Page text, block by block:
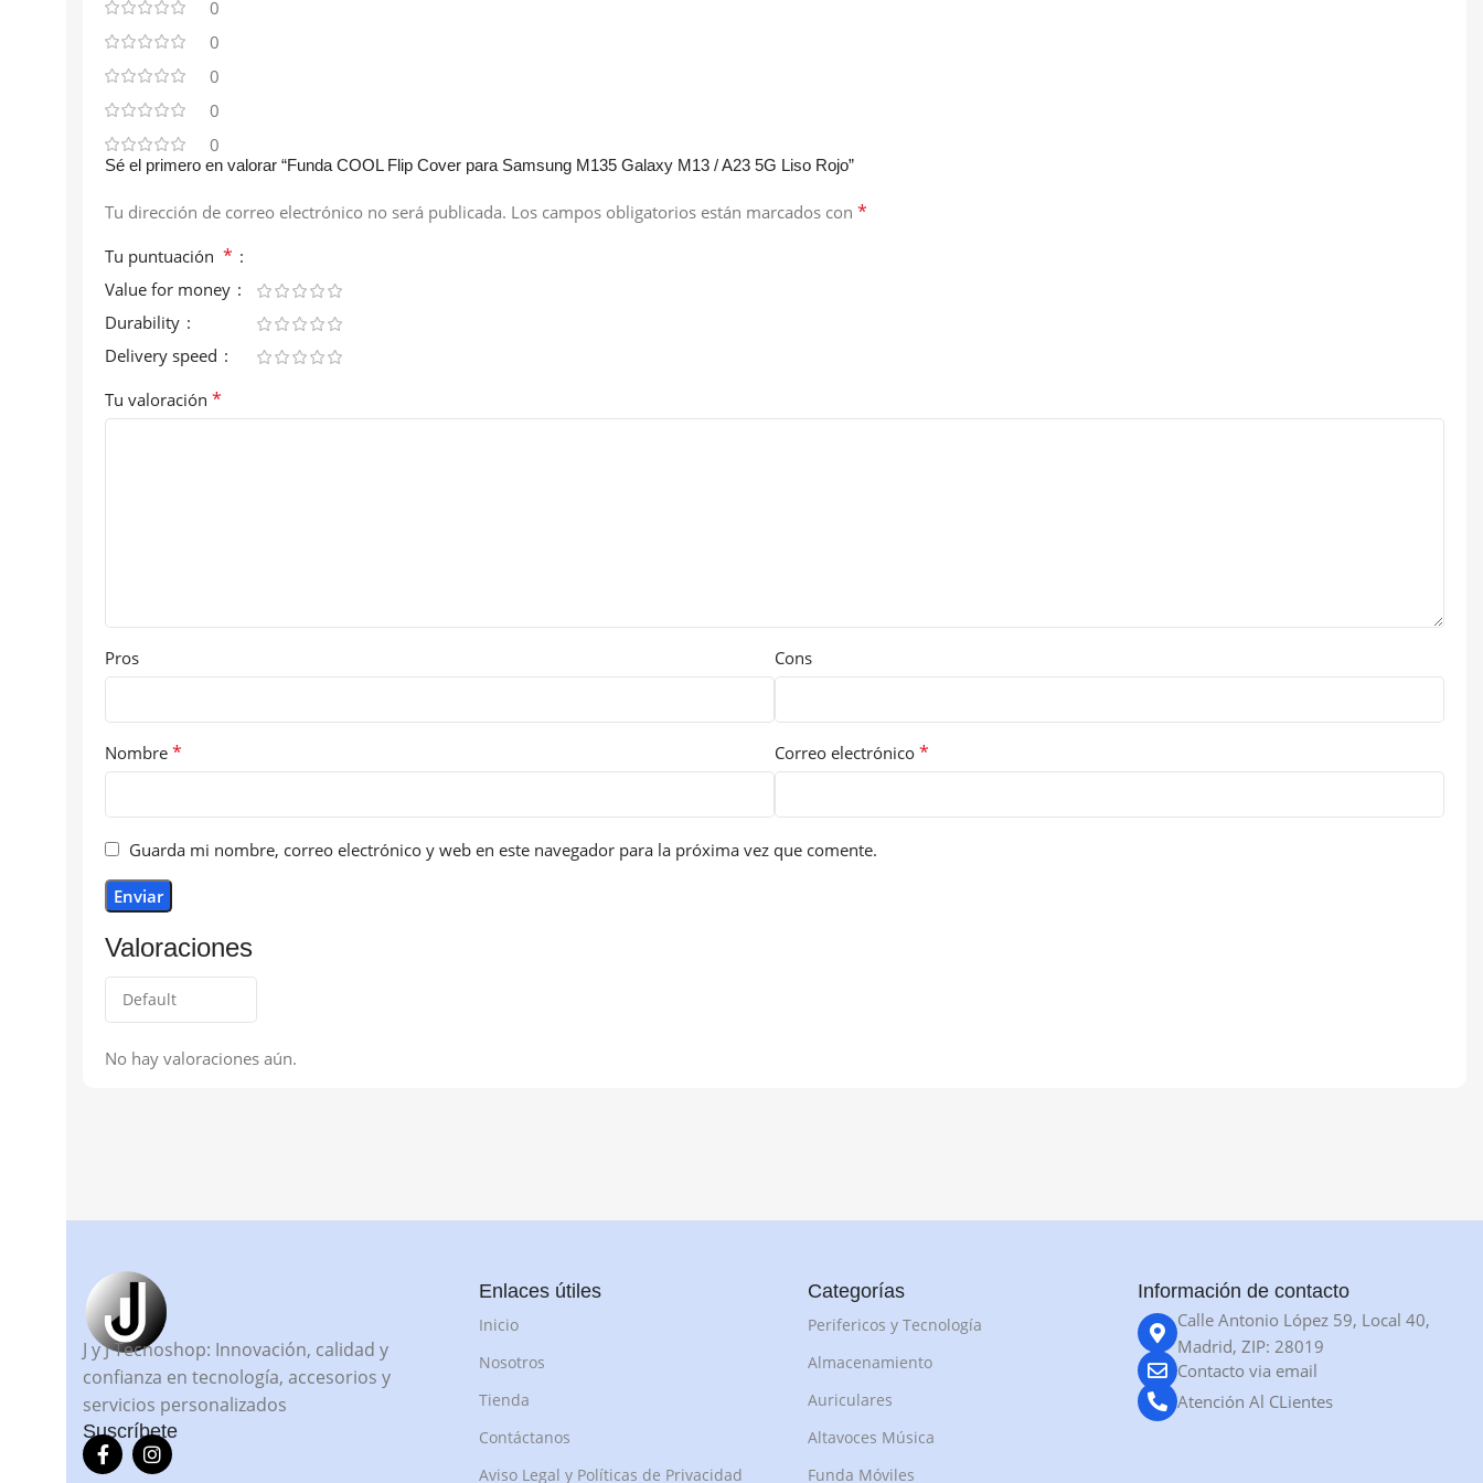
0
0
0
0
0
Valoraciones
No hay valoraciones aún.
Sé el primero en valorar “Funda COOL Flip Cover para Samsung M135 Galaxy M13 / A23 5G Liso Rojo”
Tu dirección de correo electrónico no será publicada. Los campos obligatorios están marcados con *
Tu puntuación *
Value for money
Durability
Delivery speed
Tu valoración *
Pros Cons
Nombre * Correo electrónico *
Guarda mi nombre, correo electrónico y web en este navegador para la próxima vez que comente.
J y J Tecnoshop: Innovación, calidad y
confianza en tecnología, accesorios y
servicios personalizados
Suscríbete
Enlaces útiles
Inicio
Nosotros
Tienda
Contáctanos
Aviso Legal y Políticas de Privacidad
Categorías
Perifericos y Tecnología
Almacenamiento
Auriculares
Altavoces Música
Funda Móviles
Información de contacto
Calle Antonio López 59, Local 40,
Madrid, ZIP: 28019
Contacto via email
Atención Al CLientes